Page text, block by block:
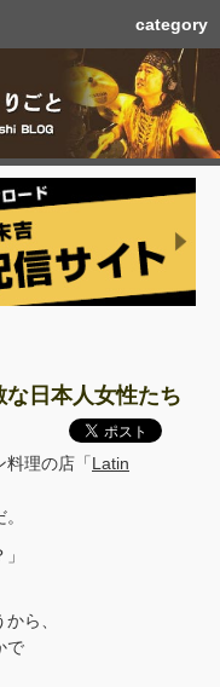
category
な日本人女性たち
料理の店「Latin
ら、
で